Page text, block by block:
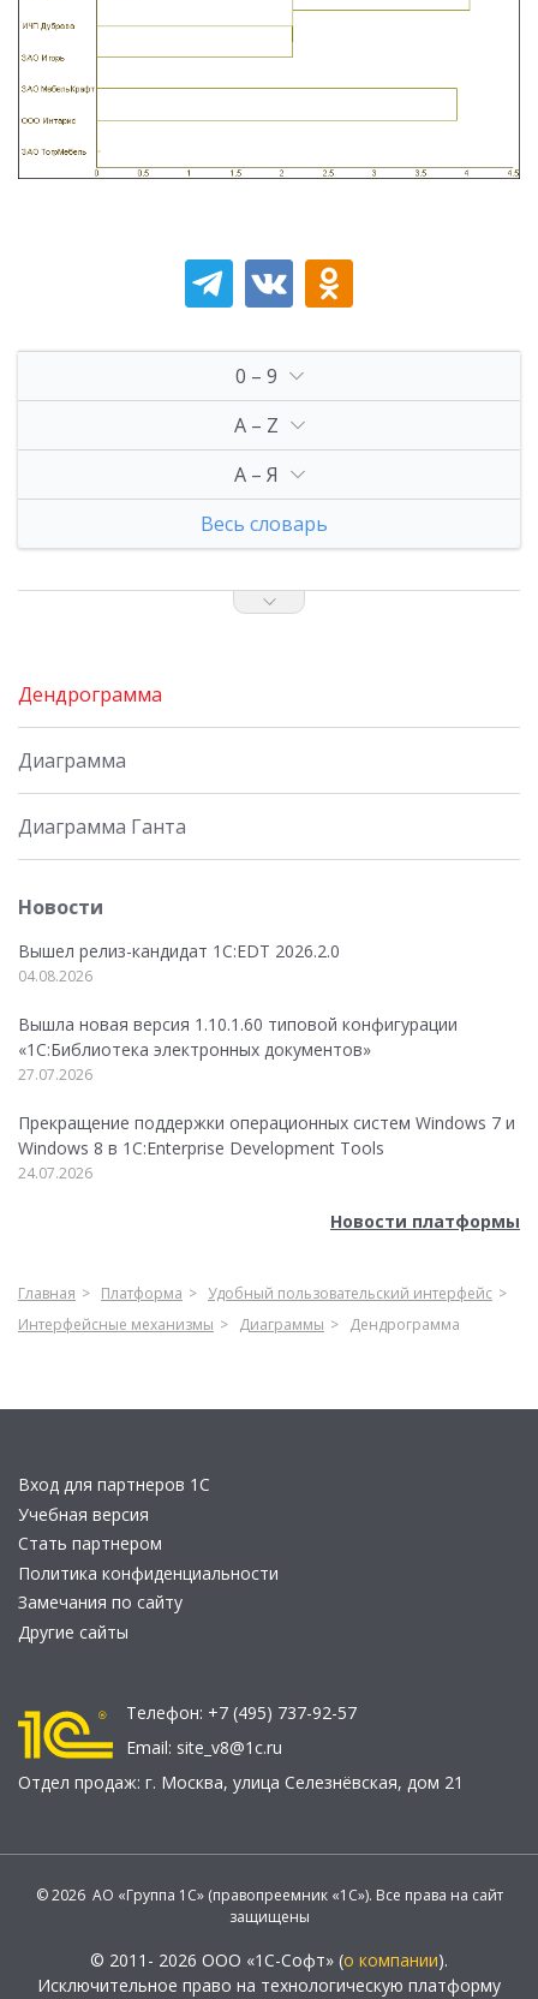
0 – 9
A – Z
А – Я
Весь словарь
Дендрограмма
Диаграмма
Диаграмма Ганта
Новости
Вышел релиз-кандидат 1C:EDT 2026.2.0
04.08.2026
Вышла новая версия 1.10.1.60 типовой конфигурации
«1С:Библиотека электронных документов»
27.07.2026
Прекращение поддержки операционных систем Windows 7 и
Windows 8 в 1C:Enterprise Development Tools
24.07.2026
Новости платформы
Главная Платформа
Удобный пользовательский интерфейс
Интерфейсные механизмы
Диаграммы Дендрограмма
Вход для партнеров 1С
Учебная версия
Стать партнером
Политика конфиденциальности
Замечания по сайту
Другие сайты
Телефон: +7 (495) 737-92-57
Email: site_v8@1c.ru
Отдел продаж: г. Москва, улица Селезнёвская, дом 21
© 2026 АО «Группа 1С» (правопреемник «1С»). Все права на сайт
защищены
© 2011- 2026 ООО «1С-Софт» (о компании).
Исключительное право на технологическую платформу